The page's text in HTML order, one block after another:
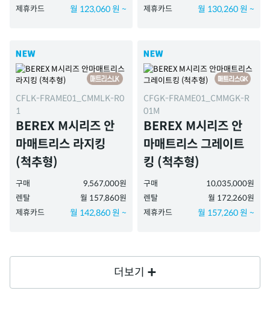
제휴카드
월 123,060 원 ~
제휴카드
월 130,260 원 ~
CFLK-FRAME01_CMMLK-R0
1
BEREX M시리즈 안
마매트리스 라지킹
(척추형)
구매
9,567,000원
렌탈
월 157,860원
제휴카드
월 142,860 원 ~
CFGK-FRAME01_CMMGK-R
01M
BEREX M시리즈 안
마매트리스 그레이트
킹 (척추형)
구매
10,035,000원
렌탈
월 172,260원
제휴카드
월 157,260 원 ~
더보기